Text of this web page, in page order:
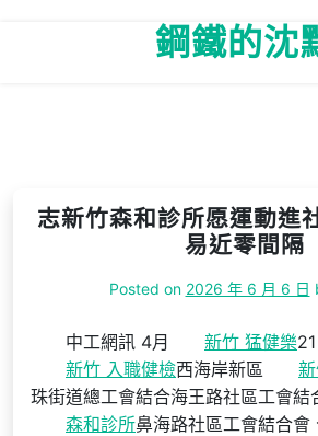
鋼鐵的沈
志新竹森和診所愿運動進
易近零間隔
Posted on 2026 年 6 月 6 日
中工網訊 4月 新竹 猛健樂
新竹 入職健檢西海岸新區
珠街道總工會結合海王路社區工會結
森和診所鼻海路社區工會結合會